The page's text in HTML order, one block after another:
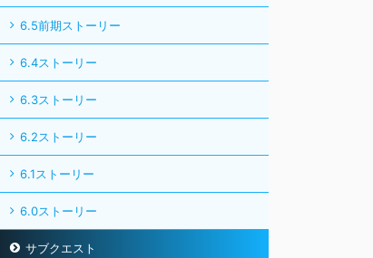
6.5前期ストーリー
6.4ストーリー
6.3ストーリー
6.2ストーリー
6.1ストーリー
6.0ストーリー
サブクエスト